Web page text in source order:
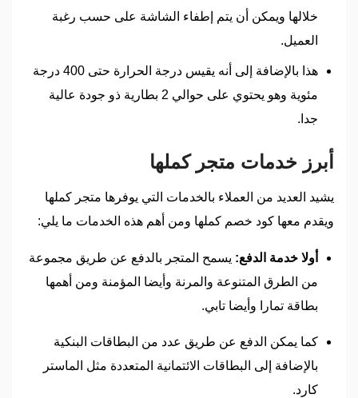
خلالها ويمكن أن يتم إطفاء الشاشة على حسب رغبة
العميل.
هذا بالإضافة إلى أنه يقيس درجة الحرارة حتى 400 درجة
مئوية وهو يحتوي على حوالي 2 بطارية ذو جودة عالية
جدا.
أبرز خدمات متجر كملها
يشيد العديد من العملاء بالخدمات التي يوفرها متجر كملها
ويقدم معها كود خصم كملها ومن أهم هذه الخدمات ما يلي:
أولا خدمة الدفع: يسمح المتجر بالدفع عن طريق مجموعة
من الطرق المتنوعة والمرنة وأيضا المؤمنة ومن أهمها
بطاقة تمارا وأيضا تابي.
كما يمكن الدفع عن طريق عدد من البطاقات البنكية
بالإضافة إلى البطاقات الائتمانية المتعددة مثل الماستر
كارد.